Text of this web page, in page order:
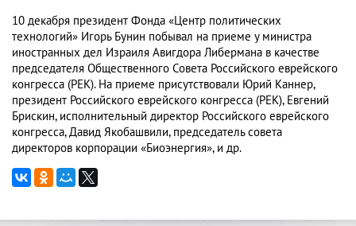
10 декабря президент Фонда «Центр политических
технологий» Игорь Бунин побывал на приеме у министра
иностранных дел Израиля Авигдора Либермана в качестве
председателя Общественного Совета Российского еврейского
конгресса (РЕК). На приеме присутствовали Юрий Каннер,
президент Российского еврейского конгресса (РЕК), Евгений
Брискин, исполнительный директор Российского еврейского
конгресса, Давид Якобашвили, председатель совета
директоров корпорации «Биоэнергия», и др.